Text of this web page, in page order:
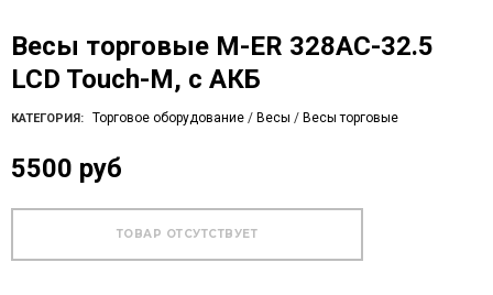
Весы торговые M-ER 328AC-32.5
LCD Touch-M, с АКБ
КАТЕГОРИЯ: Торговое оборудование / Весы / Весы торговые
5500 руб